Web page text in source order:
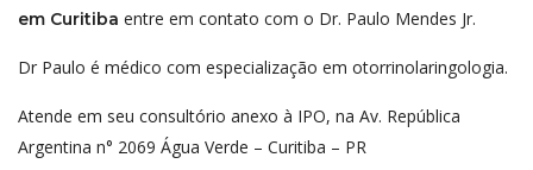
em Curitiba entre em contato com o Dr. Paulo Mendes Jr.
Dr Paulo é médico com especialização em otorrinolaringologia.
Atende em seu consultório anexo à IPO, na Av. República
Argentina n° 2069 Água Verde – Curitiba – PR